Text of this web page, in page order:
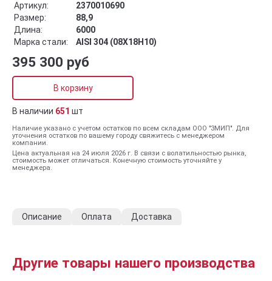
Артикул:
2370010690
Размер:
88,9
Длина:
6000
Марка стали:
AISI 304 (08Х18Н10)
395 300 руб
В корзину
В наличии 651 шт
Наличие указано с учетом остатков по всем складам ООО "ЗМИП". Для
уточнения остатков по вашему городу свяжитесь с менеджером
компании.
Цена актуальная на 24 июля 2026 г. В связи с волатильностью рынка,
стоимость может отличаться. Конечную стоимость уточняйте у
менеджера.
Описание Оплата Доставка
Другие товары нашего производства